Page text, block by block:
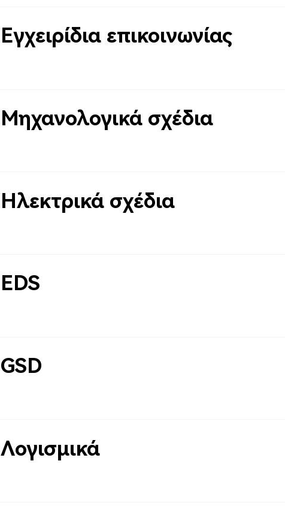
Εγχειρίδια επικοινωνίας
Μηχανολογικά σχέδια
Ηλεκτρικά σχέδια
EDS
GSD
Λογισμικά